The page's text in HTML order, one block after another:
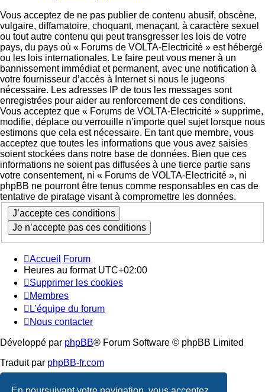
Vous acceptez de ne pas publier de contenu abusif, obscène,
vulgaire, diffamatoire, choquant, menaçant, à caractère sexuel
ou tout autre contenu qui peut transgresser les lois de votre
pays, du pays où « Forums de VOLTA-Electricité » est hébergé
ou les lois internationales. Le faire peut vous mener à un
bannissement immédiat et permanent, avec une notification à
votre fournisseur d’accès à Internet si nous le jugeons
nécessaire. Les adresses IP de tous les messages sont
enregistrées pour aider au renforcement de ces conditions.
Vous acceptez que « Forums de VOLTA-Electricité » supprime,
modifie, déplace ou verrouille n’importe quel sujet lorsque nous
estimons que cela est nécessaire. En tant que membre, vous
acceptez que toutes les informations que vous avez saisies
soient stockées dans notre base de données. Bien que ces
informations ne soient pas diffusées à une tierce partie sans
votre consentement, ni « Forums de VOLTA-Electricité », ni
phpBB ne pourront être tenus comme responsables en cas de
tentative de piratage visant à compromettre les données.
Accueil
Forum
Heures au format UTC+02:00
Supprimer les cookies
Membres
L’équipe du forum
Nous contacter
Développé par phpBB® Forum Software © phpBB Limited
Traduit par phpBB-fr.com